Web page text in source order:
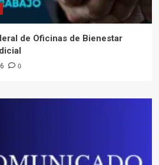
de Oficinas de Bienestar
0